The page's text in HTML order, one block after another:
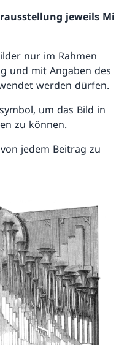
jeweils Mi
nur im Rahmen
und mit Angaben des
werden dürfen.
um das Bild in
zu können.
jedem Beitrag zu